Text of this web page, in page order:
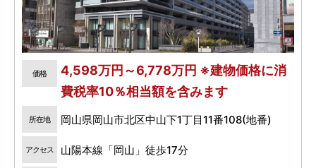
価格
4,598万円～6,778万円 ※建物価格に消
費税率10％相当額を含みます
所在地 岡山県岡山市北区中山下1丁目11番108(地番)
アクセス 山陽本線「岡山」徒歩17分